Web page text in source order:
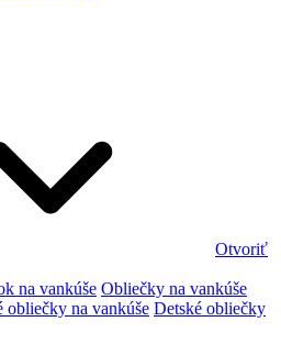
Otvoriť
na vankúše Obliečky na vankúše
obliečky na vankúše Detské obliečky